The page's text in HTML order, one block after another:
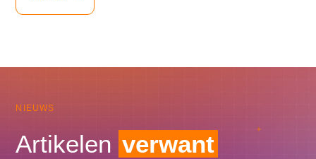
NIEUWS
Artikelen verwant